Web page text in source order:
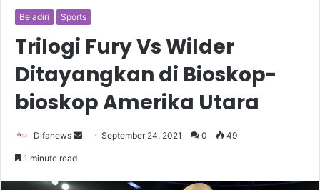
Beladiri Sports
Trilogi Fury Vs Wilder
Ditayangkan di Bioskop-
bioskop Amerika Utara
Difanews
SendSeptember 24, 2021 0 49
1 minute read